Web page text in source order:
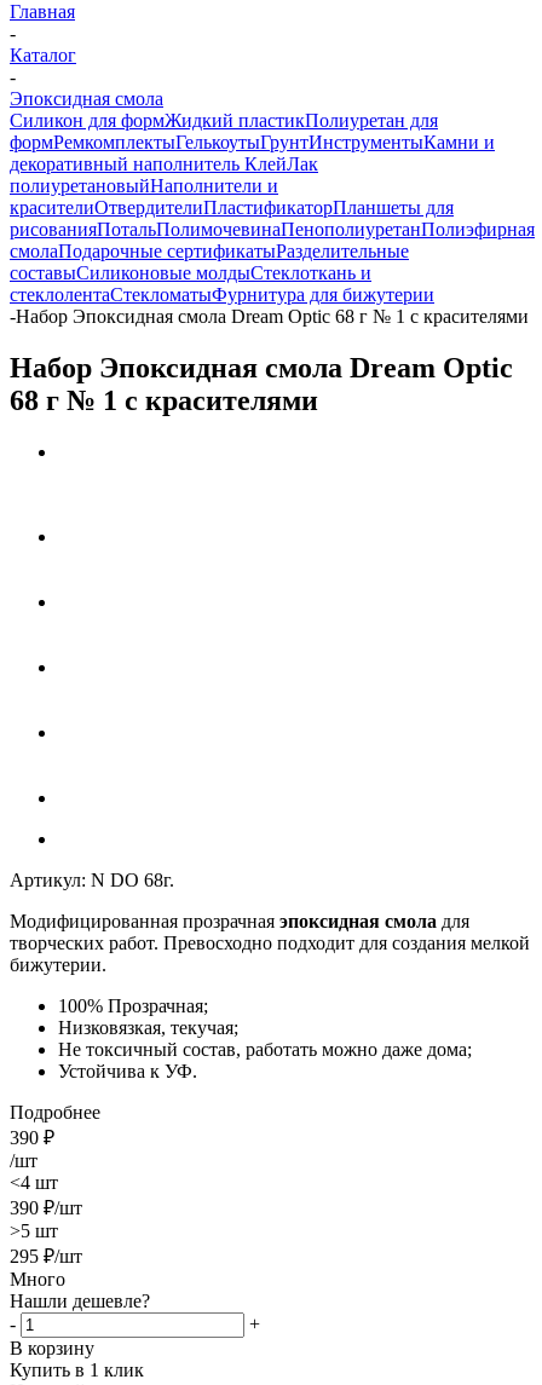
Главная
-
Каталог
-
Эпоксидная смола
Силикон для формЖидкий пластикПолиуретан для
формРемкомплектыГелькоутыГрунтИнструментыКамни и
декоративный наполнитель КлейЛак
полиуретановыйНаполнители и
красителиОтвердителиПластификаторПланшеты для
рисованияПотальПолимочевинаПенополиуретанПолиэфирная
смолаПодарочные сертификатыРазделительные
составыСиликоновые молдыСтеклоткань и
стеклолентаСтекломатыФурнитура для бижутерии
-Набор Эпоксидная смола Dream Optic 68 г № 1 с красителями
Набор Эпоксидная смола Dream Optic
68 г № 1 с красителями
Артикул: N DO 68г.
Модифицированная прозрачная эпоксидная смола для
творческих работ. Превосходно подходит для создания мелкой
бижутерии.
100% Прозрачная;
Низковязкая, текучая;
Не токсичный состав, работать можно даже дома;
Устойчива к УФ.
Подробнее
390 ₽
/шт
<4 шт
390 ₽/шт
>5 шт
295 ₽/шт
Много
Нашли дешевле?
-
+
В корзину
Купить в 1 клик